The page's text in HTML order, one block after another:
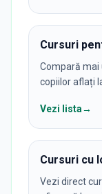
Cursuri
Compară mai
copiilor aflați
Vezi lista→
Cursuri cu
Vezi direct